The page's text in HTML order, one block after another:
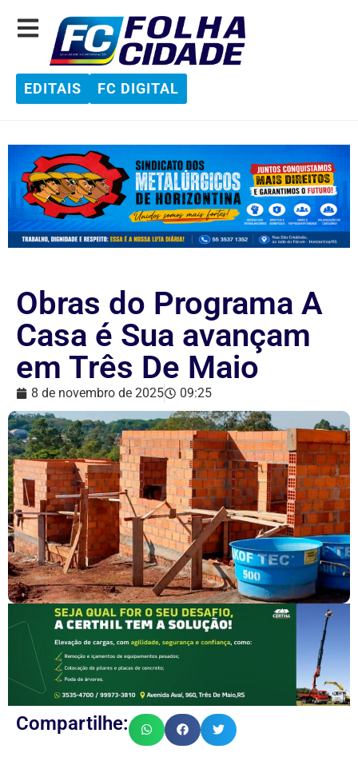
EDITAIS FC DIGITAL
Obras do Programa A
Casa é Sua avançam
em Três De Maio
8 de novembro de 2025 09:25
Compartilhe: